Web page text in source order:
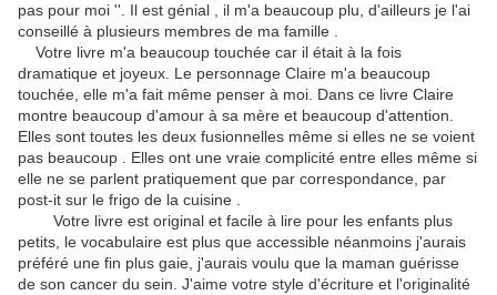
pas pour moi ''. Il est génial , il m'a beaucoup plu, d'ailleurs je l'ai
conseillé à plusieurs membres de ma famille .
Votre livre m'a beaucoup touchée car il était à la fois
dramatique et joyeux. Le personnage Claire m'a beaucoup
touchée, elle m'a fait même penser à moi. Dans ce livre Claire
montre beaucoup d'amour à sa mère et beaucoup d'attention.
Elles sont toutes les deux fusionnelles même si elles ne se voient
pas beaucoup . Elles ont une vraie complicité entre elles même si
elle ne se parlent pratiquement que par correspondance, par
post-it sur le frigo de la cuisine .
Votre livre est original et facile à lire pour les enfants plus
petits, le vocabulaire est plus que accessible néanmoins j'aurais
préféré une fin plus gaie, j'aurais voulu que la maman guérisse
de son cancer du sein. J'aime votre style d'écriture et l'originalité